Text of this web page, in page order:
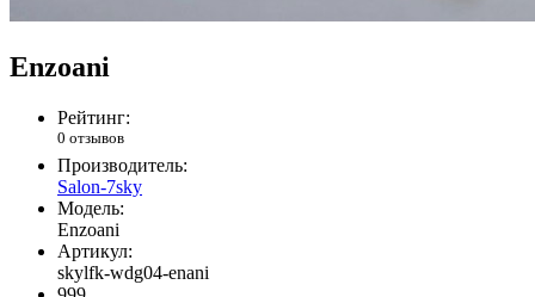
Enzoani
Рейтинг:
0 отзывов
Производитель:
Salon-7sky
Модель:
Enzoani
Артикул:
skylfk-wdg04-enani